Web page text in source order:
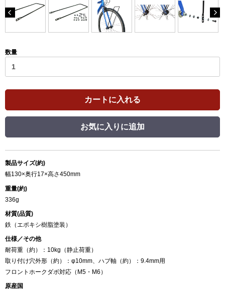
数量
カートに入れる
お気に入りに追加
製品サイズ(約)
幅130×奥行17×高さ450mm
重量(約)
336g
材質(品質)
鉄（エポキシ樹脂塗装）
仕様／その他
耐荷重（約）：10kg（静止荷重）
取り付け穴外形（約）：φ10mm、ハブ軸（約）：9.4mm用
フロントホークダボ対応（M5・M6）
原産国